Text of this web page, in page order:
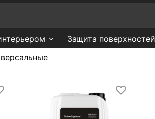
Защита поверхностей